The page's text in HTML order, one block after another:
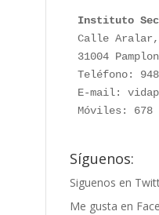
Instituto
Calle
31004
Teléfono:
E-mail:
Móviles: 678
Síguenos:
Siguenos en
Me gusta en